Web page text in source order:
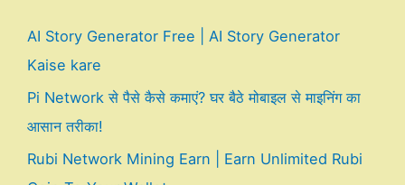
AI Story Generator Free | AI Story Generator
Kaise kare
Pi Network से पैसे कैसे कमाएं? घर बैठे मोबाइल से माइनिंग का
आसान तरीका!
Rubi Network Mining Earn | Earn Unlimited Rubi